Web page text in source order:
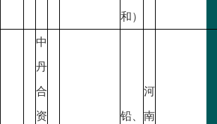
和）
中
丹
合
资
铅、
河
南